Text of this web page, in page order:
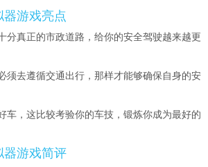
游戏亮点
分真正的市政道路，给你的安全驾驶越来越更
须去遵循交通出行，那样才能够确保自身的安
车，这比较考验你的车技，锻炼你成为最好的
器游戏简评